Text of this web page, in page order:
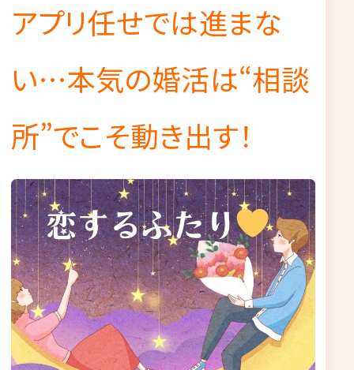
アプリ任せでは進まな
い…本気の婚活は“相談
所”でこそ動き出す！